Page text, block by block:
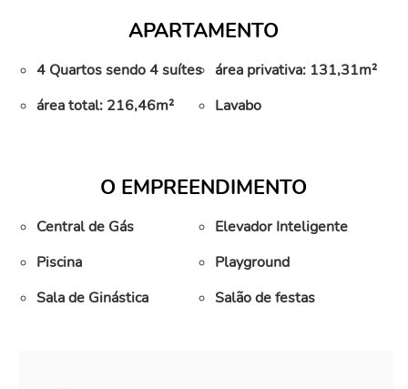
APARTAMENTO
4 Quartos sendo 4 suítes
área privativa: 131,31m²
área total: 216,46m²
Lavabo
O EMPREENDIMENTO
Central de Gás
Elevador Inteligente
Piscina
Playground
Sala de Ginástica
Salão de festas